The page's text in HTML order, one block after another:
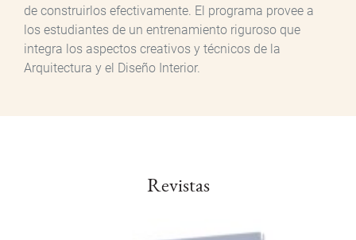
de construirlos efectivamente. El programa provee a
los estudiantes de un entrenamiento riguroso que
integra los aspectos creativos y técnicos de la
Arquitectura y el Diseño Interior.​​​​​
Revistas